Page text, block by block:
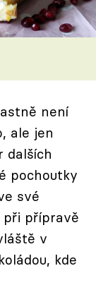
není
ale jen
dalších
pochoutky
své
při přípravě
v
kde